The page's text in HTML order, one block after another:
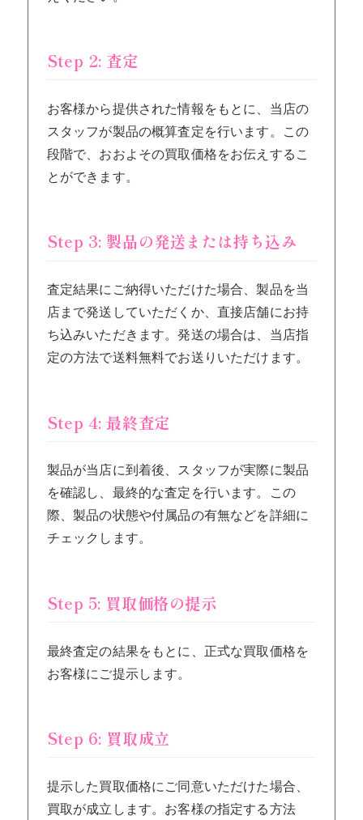
Step 2: 査定
お客様から提供された情報をもとに、当店の
スタッフが製品の概算査定を行います。この
段階で、おおよその買取価格をお伝えするこ
とができます。
Step 3: 製品の発送または持ち込み
査定結果にご納得いただけた場合、製品を当
店まで発送していただくか、直接店舗にお持
ち込みいただきます。発送の場合は、当店指
定の方法で送料無料でお送りいただけます。
Step 4: 最終査定
製品が当店に到着後、スタッフが実際に製品
を確認し、最終的な査定を行います。この
際、製品の状態や付属品の有無などを詳細に
チェックします。
Step 5: 買取価格の提示
最終査定の結果をもとに、正式な買取価格を
お客様にご提示します。
Step 6: 買取成立
提示した買取価格にご同意いただけた場合、
買取が成立します。お客様の指定する方法